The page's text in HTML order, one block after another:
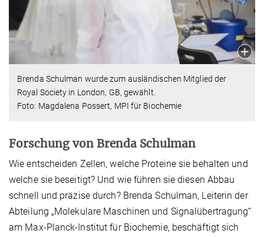
Brenda Schulman wurde zum ausländischen Mitglied der
Royal Society in London, GB, gewählt.
Foto: Magdalena Possert, MPI für Biochemie
Forschung von Brenda Schulman
Wie entscheiden Zellen, welche Proteine sie behalten und
welche sie beseitigt? Und wie führen sie diesen Abbau
schnell und präzise durch? Brenda Schulman, Leiterin der
Abteilung „Molekulare Maschinen und Signalübertragung“
am Max-Planck-Institut für Biochemie, beschäftigt sich